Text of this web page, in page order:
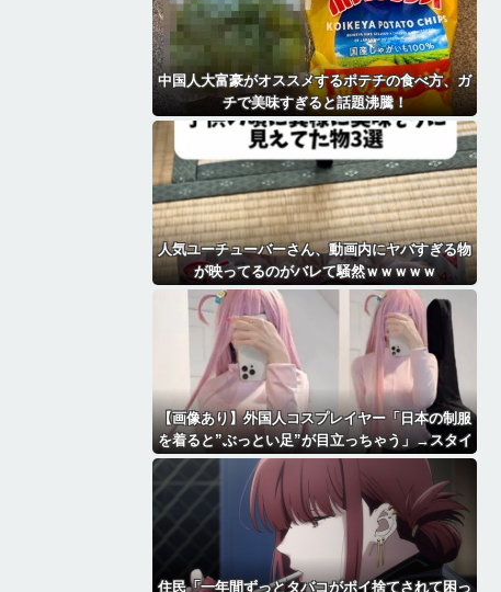
中国人大富豪がオススメするポテチの食べ方、ガ
チで美味すぎると話題沸騰！
人気ユーチューバーさん、動画内にヤバすぎる物
が映ってるのがバレて騒然ｗｗｗｗｗ
【画像あり】外国人コスプレイヤー「日本の制服
を着ると”ぶっとい足”が目立っちゃう」→スタイ
ルが最高すぎて2.1万いいね「太もも好きにはた
まらん」「いいべ」
住民「一年間ずっとタバコがポイ捨てされて困っ